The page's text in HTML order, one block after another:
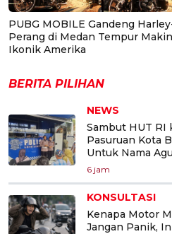
PUBG MOBILE Gandeng
Perang di Medan Tempur
Ikonik Amerika
BERITA PILIHAN
NEWS
Sambut HUT RI
Pasuruan Kota
Untuk Nama
6 jam
KONSULTASI
Kenapa Motor
Jangan Panik,